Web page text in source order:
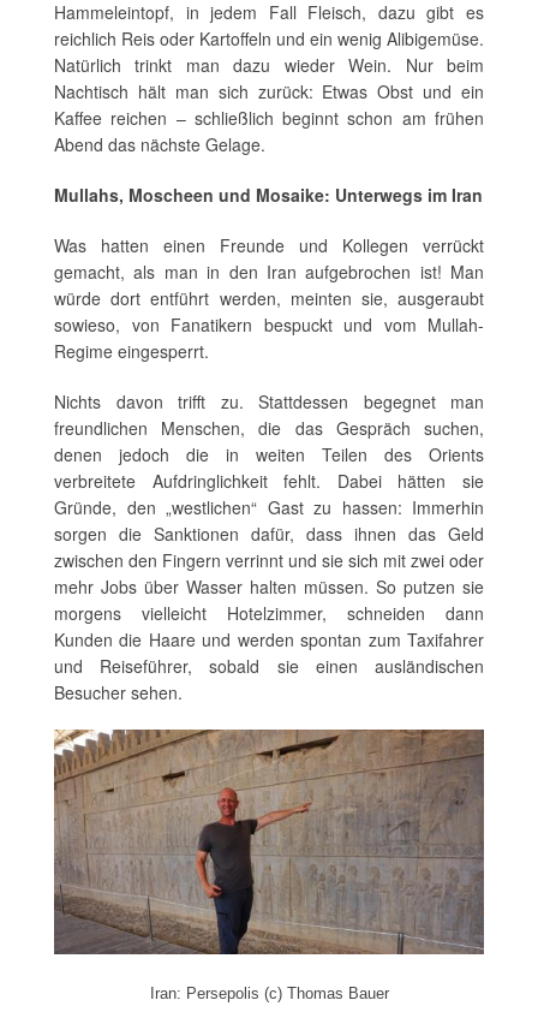
Hammeleintopf, in jedem Fall Fleisch, dazu gibt es
reichlich Reis oder Kartoffeln und ein wenig Alibigemüse.
Natürlich trinkt man dazu wieder Wein. Nur beim
Nachtisch hält man sich zurück: Etwas Obst und ein
Kaffee reichen – schließlich beginnt schon am frühen
Abend das nächste Gelage.
Mullahs, Moscheen und Mosaike: Unterwegs im Iran
Was hatten einen Freunde und Kollegen verrückt
gemacht, als man in den Iran aufgebrochen ist! Man
würde dort entführt werden, meinten sie, ausgeraubt
sowieso, von Fanatikern bespuckt und vom Mullah-
Regime eingesperrt.
Nichts davon trifft zu. Stattdessen begegnet man
freundlichen Menschen, die das Gespräch suchen,
denen jedoch die in weiten Teilen des Orients
verbreitete Aufdringlichkeit fehlt. Dabei hätten sie
Gründe, den „westlichen“ Gast zu hassen: Immerhin
sorgen die Sanktionen dafür, dass ihnen das Geld
zwischen den Fingern verrinnt und sie sich mit zwei oder
mehr Jobs über Wasser halten müssen. So putzen sie
morgens vielleicht Hotelzimmer, schneiden dann
Kunden die Haare und werden spontan zum Taxifahrer
und Reiseführer, sobald sie einen ausländischen
Besucher sehen.
Iran: Persepolis (c) Thomas Bauer